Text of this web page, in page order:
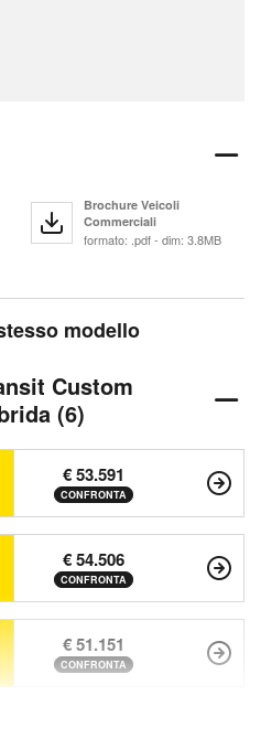
Brochure Veicoli
Commerciali
formato: .pdf - dim: 3.8MB
modello
Custom
(6)
€ 53.591
CONFRONTA
€ 54.506
CONFRONTA
€ 51.151
CONFRONTA